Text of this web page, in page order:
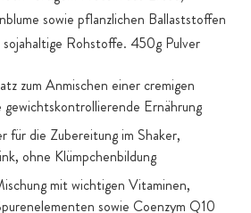
sowie pflanzlichen Ballaststoffen
Rohstoffe. 450g Pulver
zum Anmischen einer cremigen
gewichtskontrollierende Ernährung
für die Zubereitung im Shaker,
ohne Klümpchenbildung
mit wichtigen Vitaminen,
sowie Coenzym Q10